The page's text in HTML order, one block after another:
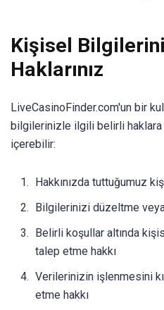
Kişisel
Haklarınız
LiveCasinoFinder.com'un bir
bilgilerinizle ilgili belirli haklara
içerebilir:
Hakkınızda tuttuğumuz
Bilgilerinizi düzeltme
Belirli koşullar altında
talep etme hakkı
Verilerinizin işlenmesini
etme hakkı